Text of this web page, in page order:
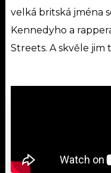
velká britská jména
Kennedyho a
Streets. A skvěle jim